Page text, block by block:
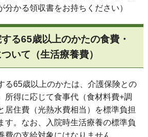
分かる領収書をお持ちください）
る65歳以上のかたの食費・
いて（生活療養費）
る65歳以上のかたは、介護保険との
所得に応じて食事代（食材料費+調
居住費（光熱水費相当）を標準負担
す。なお、入院時生活療養の標準負